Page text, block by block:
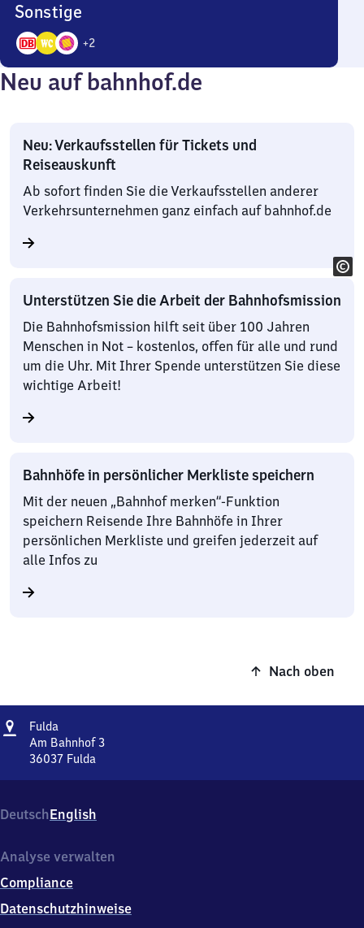
Sonstige
+2
5
Angebote
Neu auf bahnhof.de
Neu: Verkaufsstellen für Tickets und
Reiseauskunft
Ab sofort finden Sie die Verkaufsstellen anderer
Verkehrsunternehmen ganz einfach auf bahnhof.de
Unterstützen Sie die Arbeit der Bahnhofsmission
Die Bahnhofsmission hilft seit über 100 Jahren
Menschen in Not – kostenlos, offen für alle und rund
um die Uhr. Mit Ihrer Spende unterstützen Sie diese
wichtige Arbeit!
Bahnhöfe in persönlicher Merkliste speichern
Mit der neuen „Bahnhof merken“-Funktion
speichern Reisende Ihre Bahnhöfe in Ihrer
persönlichen Merkliste und greifen jederzeit auf
alle Infos zu
Nach oben
Adresse
Fulda
Am Bahnhof 3
36037 Fulda
Bahnhof
3,
6
3
7
DeutschEnglish
Analyse verwalten
Compliance
Datenschutzhinweise